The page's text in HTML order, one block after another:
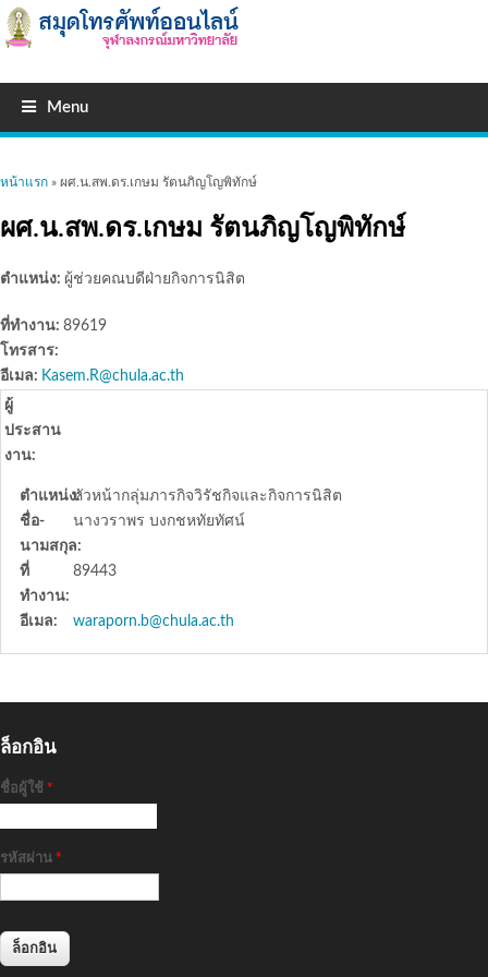
Menu
คุณอยู่ที่นี่
หน้าแรก » ผศ.น.สพ.ดร.เกษม รัตนภิญโญพิทักษ์
ผศ.น.สพ.ดร.เกษม รัตนภิญโญพิทักษ์
ตำแหน่ง: ผู้ช่วยคณบดีฝ่ายกิจการนิสิต
ที่ทำงาน: 89619
โทรสาร:
อีเมล: Kasem.R@chula.ac.th
ผู้
ประสาน
งาน:
ตำแหน่ง:หัวหน้ากลุ่มภารกิจวิรัชกิจและกิจการนิสิต
ชื่อ-
นามสกุล:
นางวราพร บงกชหทัยทัศน์
ที่
ทำงาน:
89443
อีเมล: waraporn.b@chula.ac.th
ล็อกอิน
ชื่อผู้ใช้ *
รหัสผ่าน *